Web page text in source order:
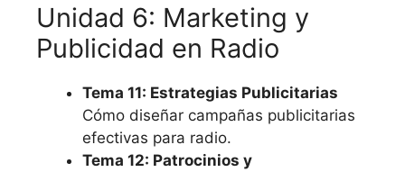
Unidad 6: Marketing y
Publicidad en Radio
Tema 11: Estrategias Publicitarias
Cómo diseñar campañas publicitarias
efectivas para radio.
Tema 12: Patrocinios y